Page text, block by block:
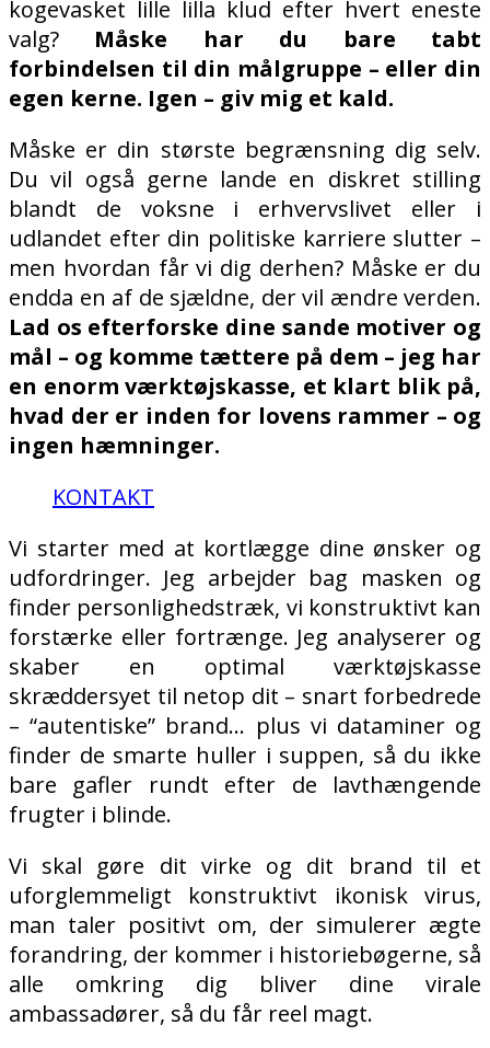
kogevasket lille lilla klud efter hvert eneste
valg? Måske har du bare tabt
forbindelsen til din målgruppe – eller din
egen kerne. Igen – giv mig et kald.
Måske er din største begrænsning dig selv.
Du vil også gerne lande en diskret stilling
blandt de voksne i erhvervslivet eller i
udlandet efter din politiske karriere slutter –
men hvordan får vi dig derhen? Måske er du
endda en af de sjældne, der vil ændre verden.
Lad os efterforske dine sande motiver og
mål – og komme tættere på dem – jeg har
en enorm værktøjskasse, et klart blik på,
hvad der er inden for lovens rammer – og
ingen hæmninger.
KONTAKT
Vi starter med at kortlægge dine ønsker og
udfordringer. Jeg arbejder bag masken og
finder personlighedstræk, vi konstruktivt kan
forstærke eller fortrænge. Jeg analyserer og
skaber en optimal værktøjskasse
skræddersyet til netop dit – snart forbedrede
– “autentiske” brand… plus vi dataminer og
finder de smarte huller i suppen, så du ikke
bare gafler rundt efter de lavthængende
frugter i blinde.
Vi skal gøre dit virke og dit brand til et
uforglemmeligt konstruktivt ikonisk virus,
man taler positivt om, der simulerer ægte
forandring, der kommer i historiebøgerne, så
alle omkring dig bliver dine virale
ambassadører, så du får reel magt.